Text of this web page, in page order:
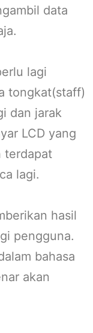
data
lagi
tongkat(staff)
dan jarak
LCD yang
terdapat
lagi.
hasil
pengguna.
bahasa
akan